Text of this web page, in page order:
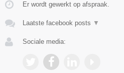
Er wordt gewerkt op afspraak.
Laatste facebook posts ▼
Sociale media: